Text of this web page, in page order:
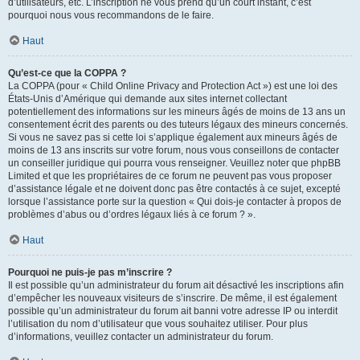
d’utilisateurs, etc. L’inscription ne vous prend qu’un court instant, c’est
pourquoi nous vous recommandons de le faire.
Haut
Qu’est-ce que la COPPA ?
La COPPA (pour « Child Online Privacy and Protection Act ») est une loi des
États-Unis d’Amérique qui demande aux sites internet collectant
potentiellement des informations sur les mineurs âgés de moins de 13 ans un
consentement écrit des parents ou des tuteurs légaux des mineurs concernés.
Si vous ne savez pas si cette loi s’applique également aux mineurs âgés de
moins de 13 ans inscrits sur votre forum, nous vous conseillons de contacter
un conseiller juridique qui pourra vous renseigner. Veuillez noter que phpBB
Limited et que les propriétaires de ce forum ne peuvent pas vous proposer
d’assistance légale et ne doivent donc pas être contactés à ce sujet, excepté
lorsque l’assistance porte sur la question « Qui dois-je contacter à propos de
problèmes d’abus ou d’ordres légaux liés à ce forum ? ».
Haut
Pourquoi ne puis-je pas m’inscrire ?
Il est possible qu’un administrateur du forum ait désactivé les inscriptions afin
d’empêcher les nouveaux visiteurs de s’inscrire. De même, il est également
possible qu’un administrateur du forum ait banni votre adresse IP ou interdit
l’utilisation du nom d’utilisateur que vous souhaitez utiliser. Pour plus
d’informations, veuillez contacter un administrateur du forum.